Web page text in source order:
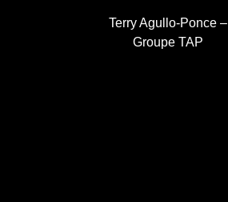
Terry Agullo-Ponce –
Groupe TAP